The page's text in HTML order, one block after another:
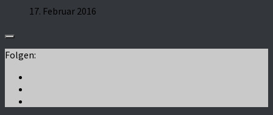
17. Februar 2016
Folgen: